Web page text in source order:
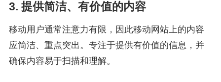
3. 提供简洁、有价值的内容
移动用户通常注意力有限，因此移动网站上的内容
应简洁、重点突出。专注于提供有价值的信息，并
确保内容易于扫描和理解。